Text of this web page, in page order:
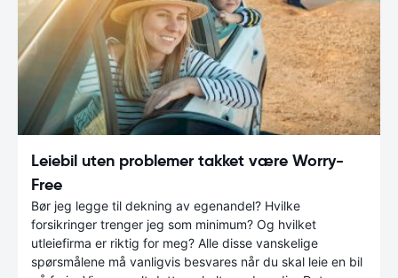
Leiebil uten problemer takket være Worry-
Free
Bør jeg legge til dekning av egenandel? Hvilke
forsikringer trenger jeg som minimum? Og hvilket
utleiefirma er riktig for meg? Alle disse vanskelige
spørsmålene må vanligvis besvares når du skal leie en bil